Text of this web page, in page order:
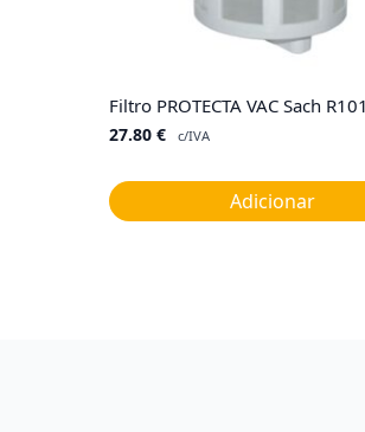
Filtro PROTECTA VAC Sach
27.80 € c/IVA
Adicionar